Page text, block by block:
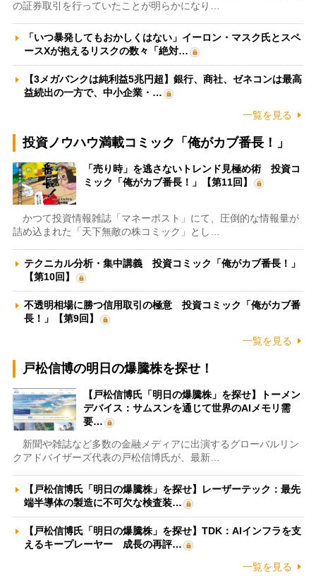
の証券取引を行っていたことが明らかになり…
「いつ暴発してもおかしくはない」イーロン・マスク氏とスペ
ースXが抱えるリスクの数々「絶対…
【3メガバンクは純利益5兆円超】銀行、商社、ゼネコンは最高
益続出の一方で、中小企業・…
一覧を見る
投資ノウハウ満載コミック「俺がカブ番長！」
「売り時」を逃さないトレンド見極め術 投資コ
ミック「俺がカブ番長！」【第11回】
かつて投資情報雑誌「マネーポスト」にて、圧倒的な情報量が
詰め込まれた「天下無敵の株コミック」とし…
テクニカル分析・集中講義 投資コミック「俺がカブ番長！」
【第10回】
不透明相場に勝つ信用取引の極意 投資コミック「俺がカブ番
長！」【第9回】
一覧を見る
戸松信博の明日の爆騰株を探せ！
【戸松信博氏「明日の爆騰株」を探せ】トーメン
デバイス：サムスンを通じて世界のAIメモリ需
要…
新聞や雑誌など多数の金融メディアに出演するグローバルリン
クアドバイザーズ代表の戸松信博氏が、最新…
【戸松信博氏「明日の爆騰株」を探せ】レーザーテック：最先
端半導体の製造に不可欠な検査装…
【戸松信博氏「明日の爆騰株」を探せ】TDK：AIインフラを支
えるキープレーヤー 成長の再評…
一覧を見る